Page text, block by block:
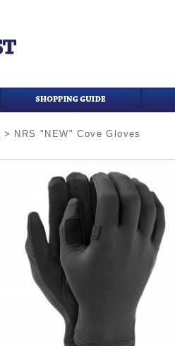
> NRS "NEW" Cove Gloves